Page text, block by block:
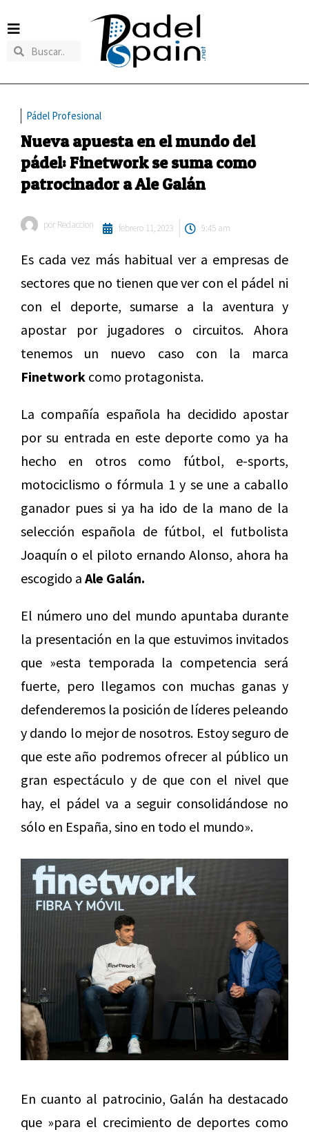
Pádel Profesional
Nueva apuesta en el mundo del
pádel: Finetwork se suma como
patrocinador a Ale Galán
por Redaccion febrero 11, 2023 9:45 am
Es cada vez más habitual ver a empresas de
sectores que no tienen que ver con el pádel ni
con el deporte, sumarse a la aventura y
apostar por jugadores o circuitos. Ahora
tenemos un nuevo caso con la marca
Finetwork como protagonista.
La compañía española ha decidido apostar
por su entrada en este deporte como ya ha
hecho en otros como fútbol, e-sports,
motociclismo o fórmula 1 y se une a caballo
ganador pues si ya ha ido de la mano de la
selección española de fútbol, el futbolista
Joaquín o el piloto ernando Alonso, ahora ha
escogido a Ale Galán.
El número uno del mundo apuntaba durante
la presentación en la que estuvimos invitados
que »esta temporada la competencia será
fuerte, pero llegamos con muchas ganas y
defenderemos la posición de líderes peleando
y dando lo mejor de nosotros. Estoy seguro de
que este año podremos ofrecer al público un
gran espectáculo y de que con el nivel que
hay, el pádel va a seguir consolidándose no
sólo en España, sino en todo el mundo».
En cuanto al patrocinio, Galán ha destacado
que »para el crecimiento de deportes como